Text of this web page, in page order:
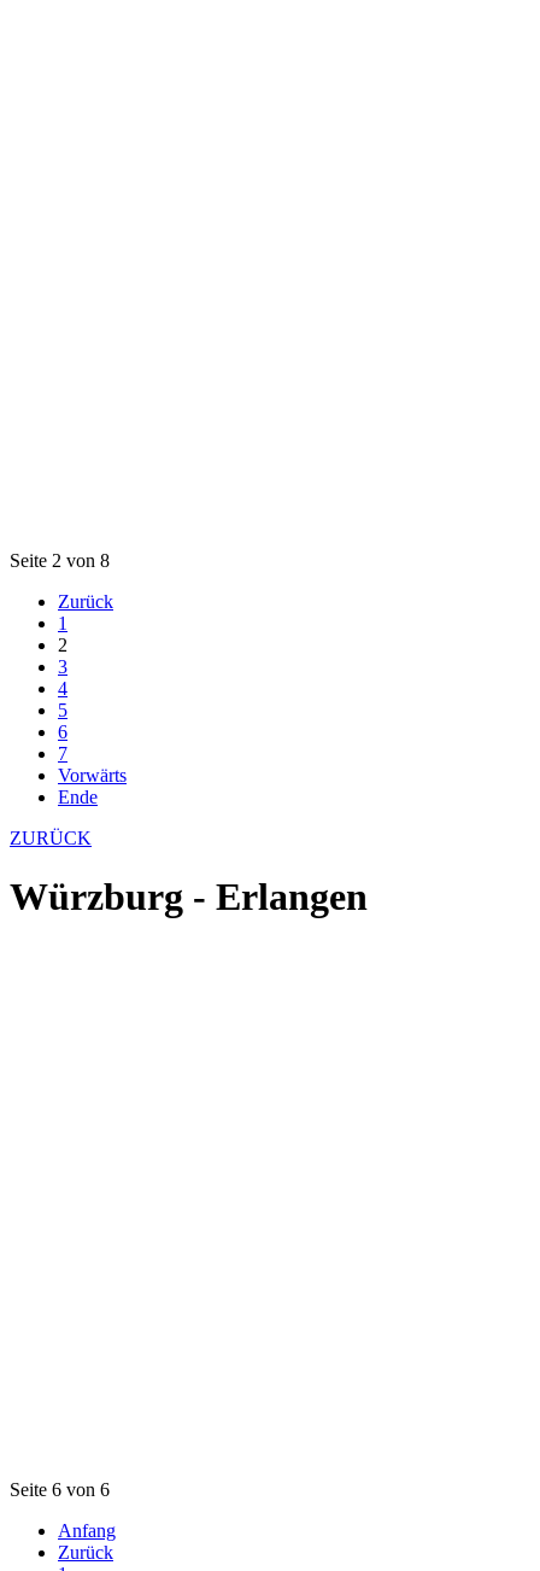
Seite 2 von 8
Zurück
1
2
3
4
5
6
7
Vorwärts
Ende
ZURÜCK
Würzburg - Erlangen
Seite 6 von 6
Anfang
Zurück